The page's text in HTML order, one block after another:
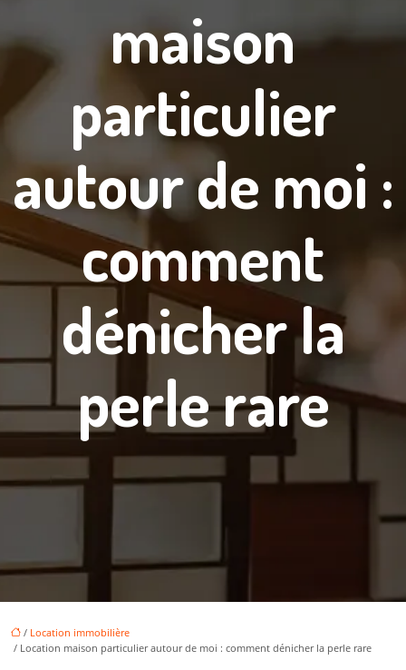
maison
particulier
autour de moi :
comment
dénicher la
perle rare
/ Location immobilière
/ Location maison particulier autour de moi : comment dénicher la perle rare